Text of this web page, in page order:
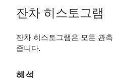
잔차 히스토그램
잔차 히스토그램은 모든 관
줍니다.
해석